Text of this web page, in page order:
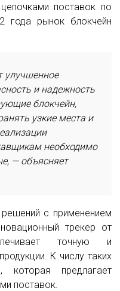
поставок по
года рынок блокчейн
улучшенное
и надежность
блокчейн,
узкие места и
необходимо
— объясняет
с применением
трекер от
точную и
К числу таких
которая предлагает
поставок.